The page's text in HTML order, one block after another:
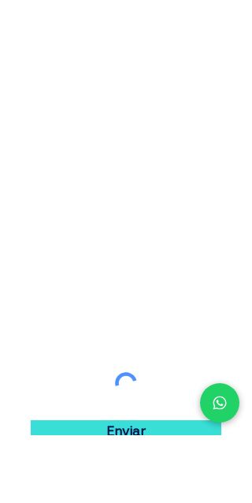
Enviar